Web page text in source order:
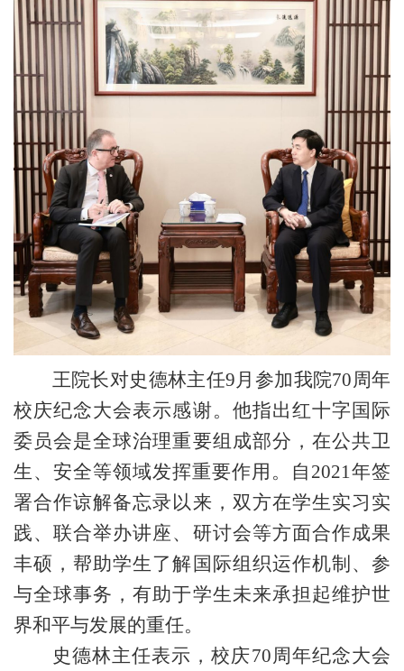
王院长对史德林主任9月参加我院70周年
校庆纪念大会表示感谢。他指出红十字国际
委员会是全球治理重要组成部分，在公共卫
生、安全等领域发挥重要作用。
自 2021年签
署合作谅解备忘录以来， 双方在学生实习实
践、联合举办讲座、研讨会等方面合作成果
丰硕，帮助学生了解 国际组织运作机制 、参
与全球事务，有助于学生未来承担起维护世
界和平与发展的重任。
史德林主任表示，校庆70周年纪念大会